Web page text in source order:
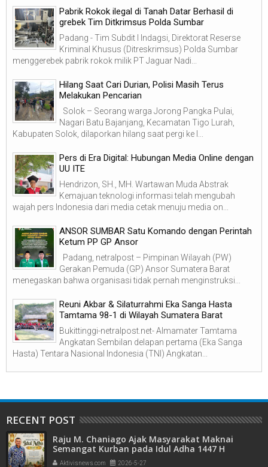
Pabrik Rokok ilegal di Tanah Datar Berhasil di
grebek Tim Ditkrimsus Polda Sumbar
Padang - Tim Subdit I Indagsi, Direktorat Reserse
Kriminal Khusus (Ditreskrimsus) Polda Sumbar
menggerebek pabrik rokok milik PT Jaguar Nadi...
Hilang Saat Cari Durian, Polisi Masih Terus
Melakukan Pencarian
Solok – Seorang warga Jorong Pangka Pulai,
Nagari Batu Bajanjang, Kecamatan Tigo Lurah,
Kabupaten Solok, dilaporkan hilang saat pergi ke l...
Pers di Era Digital: Hubungan Media Online dengan
UU ITE
Hendrizon, SH., MH. Wartawan Muda Abstrak
Kemajuan teknologi informasi telah mengubah
wajah pers Indonesia dari media cetak menuju media on...
ANSOR SUMBAR Satu Komando dengan Perintah
Ketum PP GP Ansor
Padang, netralpost – Pimpinan Wilayah (PW)
Gerakan Pemuda (GP) Ansor Sumatera Barat
menegaskan bahwa organisasi tidak pernah menginstruksi...
Reuni Akbar & Silaturrahmi Eka Sanga Hasta
Tamtama 98-1 di Wilayah Sumatera Barat
Bukittinggi-netralpost.net- Almamater Tamtama
Angkatan Sembilan delapan pertama (Eka Sanga
Hasta) Tentara Nasional Indonesia (TNI) Angkatan...
RECENT POST
Raju M. Chaniago Ajak Masyarakat Maknai
Semangat Kurban pada Idul Adha 1447 H
Aktivisnews.com 2026-5-27